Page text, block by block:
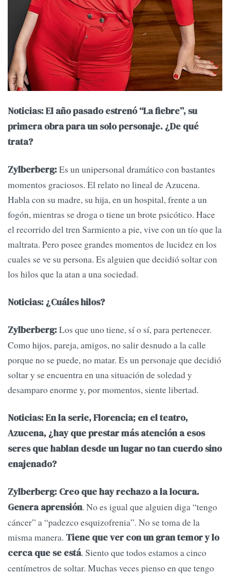
Noticias: El año pasado estrenó “La fiebre”, su
primera obra para un solo personaje. ¿De qué
trata?
Zylberberg:Es un unipersonal dramático con bastantes
momentos graciosos. El relato no lineal de Azucena.
Habla con su madre, su hija, en un hospital, frente a un
fogón, mientras se droga o tiene un brote psicótico. Hace
el recorrido del tren Sarmiento a pie, vive con un tío que la
maltrata. Pero posee grandes momentos de lucidez en los
cuales se ve su persona. Es alguien que decidió soltar con
los hilos que la atan a una sociedad.
Noticias: ¿Cuáles hilos?
Zylberberg:Los que uno tiene, sí o sí, para pertenecer.
Como hijos, pareja, amigos, no salir desnudo a la calle
porque no se puede, no matar. Es un personaje que decidió
soltar y se encuentra en una situación de soledad y
desamparo enorme y, por momentos, siente libertad.
Noticias: En la serie, Florencia; en el teatro,
Azucena, ¿hay que prestar más atención a esos
seres que hablan desde un lugar no tan cuerdo sino
enajenado?
Zylberberg: Creo que hay rechazo a la locura.
Genera aprensión. No es igual que alguien diga “tengo
cáncer” a “padezco esquizofrenia”. No se toma de la
misma manera. Tiene que ver con un gran temor y lo
cerca que se está. Siento que todos estamos a cinco
centímetros de soltar. Muchas veces pienso en que tengo